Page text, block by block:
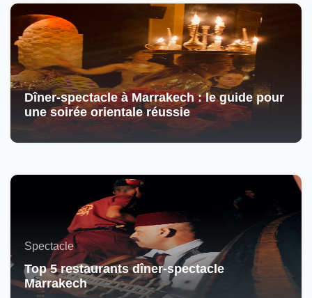
Dîner-spectacle à Marrakech : le guide pour
une soirée orientale réussie
Spectacle
Top 5 restaurants dîner-spectacle
Marrakech